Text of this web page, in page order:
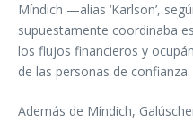
Míndich —alias ‘Karlson’,
supuestamente coordinaba
los flujos financieros y
de las personas de confianza.
Además de Míndich,